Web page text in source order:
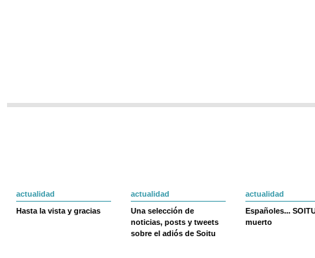
actualidad
Hasta la vista y gracias
actualidad
Una selección de
noticias, posts y tweets
sobre el adiós de Soitu
actualidad
Españoles...
muerto